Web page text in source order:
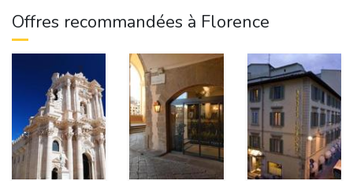
Offres recommandées à Florence